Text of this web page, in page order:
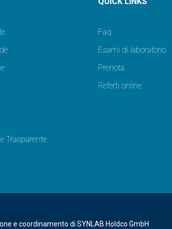
Faq
Esami di laboratorio
Prenota
Referti online
Trasparente
e coordinamento di SYNLAB Holdco GmbH